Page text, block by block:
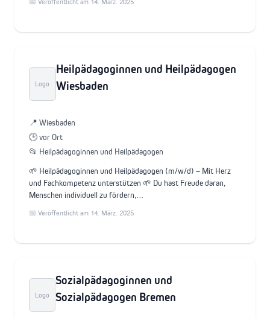
📅 Veröffentlicht am 14. März. 2025
Logo
Heilpädagoginnen und Heilpädagogen
Wiesbaden
📍 Wiesbaden
🕒 vor Ort
📂 Heilpädagoginnen und Heilpädagogen
🌱 Heilpädagoginnen und Heilpädagogen (m/w/d) – Mit Herz
und Fachkompetenz unterstützen 🌱 Du hast Freude daran,
Menschen individuell zu fördern,…
📅 Veröffentlicht am 14. März. 2025
Logo
Sozialpädagoginnen und
Sozialpädagogen Bremen